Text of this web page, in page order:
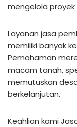
mengelola proyek
Layanan jasa
memiliki banyak
Pemahaman
macam tanah,
memutuskan
berkelanjutan.
Keahlian kami